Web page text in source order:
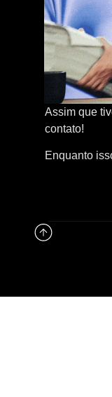
Assim que
contato!
Enquanto